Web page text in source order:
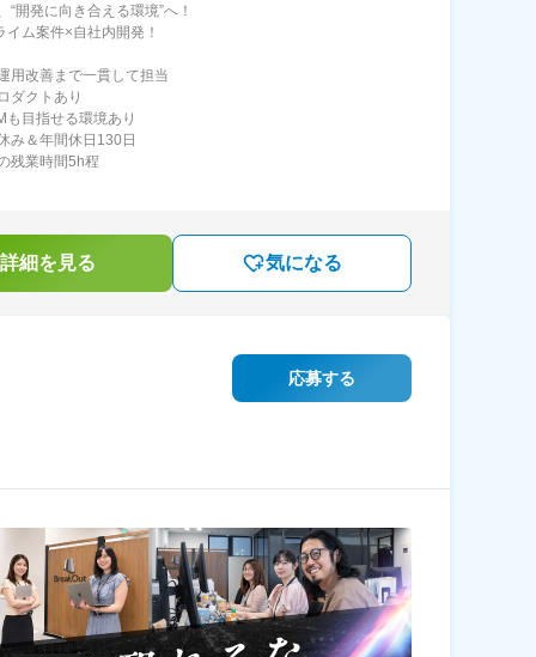
“開発に向き合える環境”へ！
イム案件×自社内開発！
用改善まで一貫して担当
ダクトあり
目指せる環境あり
み＆年間休日130日
残業時間5h程
細を見る 気になる
応募する